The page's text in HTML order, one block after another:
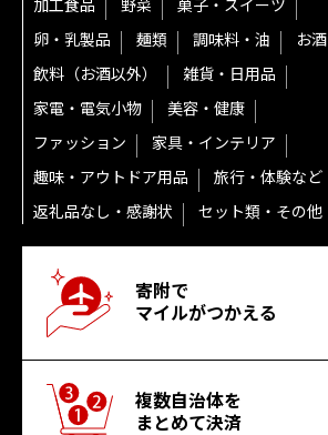
加工食品
野菜
菓子・スイーツ
卵・乳製品
麺類 調味料・油
お酒
飲料（お酒以外）
雑貨・日用品
家電・電気小物
美容・健康
ファッション
家具・インテリア
趣味・アウトドア用品
旅行・体験など
返礼品なし・感謝状
セット類・その他
寄附で
マイルがつかえる
複数自治体を
まとめて決済